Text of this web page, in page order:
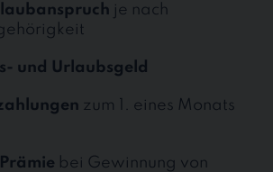
je nach
und Urlaubsgeld
zum 1. eines Monats
bei Gewinnung von